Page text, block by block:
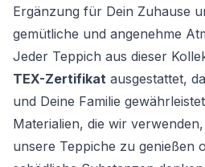
Ergänzung für Dein Zuhause
gemütliche und angenehme
Jeder Teppich aus dieser
TEX-Zertifikat ausgestattet,
und Deine Familie
Materialien, die wir
unsere Teppiche zu genießen